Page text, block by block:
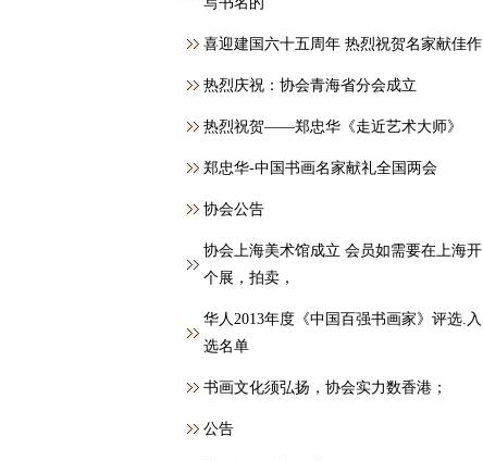
喜迎建国六十五周年 热烈祝贺名家献佳作
热烈庆祝：协会青海省分会成立
热烈祝贺——郑忠华《走近艺术大师》
郑忠华-中国书画名家献礼全国两会
协会公告
协会上海美术馆成立 会员如需要在上海开
个展，拍卖，
华人2013年度《中国百强书画家》评选.入
选名单
书画文化须弘扬，协会实力数香港；
公告